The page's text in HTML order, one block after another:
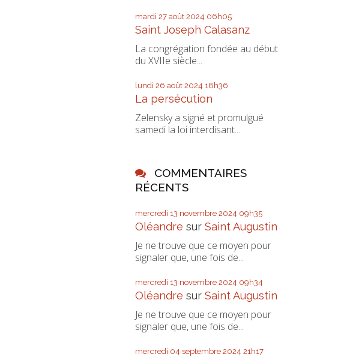
mardi 27 août 2024 06h05
Saint Joseph Calasanz
La congrégation fondée au début
du XVIIe siècle...
lundi 26 août 2024 18h36
La persécution
Zelensky a signé et promulgué
samedi la loi interdisant...
COMMENTAIRES
RÉCENTS
mercredi 13 novembre 2024 09h35
Oléandre sur Saint Augustin
Je ne trouve que ce moyen pour
signaler que, une fois de...
mercredi 13 novembre 2024 09h34
Oléandre sur Saint Augustin
Je ne trouve que ce moyen pour
signaler que, une fois de...
mercredi 04 septembre 2024 21h17